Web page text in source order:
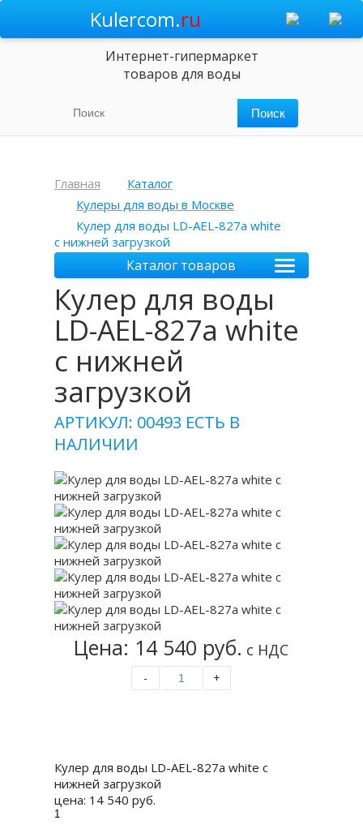
Kulercom.ru
Интернет-гипермаркет
товаров для воды
Главная
Каталог
Кулеры для воды в Москве
Кулер для воды LD-AEL-827a white
с нижней загрузкой
Каталог товаров
Кулер для воды
LD-AEL-827a white
с нижней
загрузкой
АРТИКУЛ: 00493 ЕСТЬ В
НАЛИЧИИ
Цена: 14 540 руб. с НДС
- +
Кулер для воды LD-AEL-827a white с
нижней загрузкой
цена: 14 540 руб.